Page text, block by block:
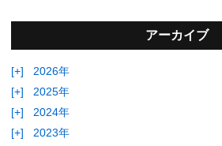
アーカイブ
[+]
2026年
[+]
2025年
[+]
2024年
[+]
2023年